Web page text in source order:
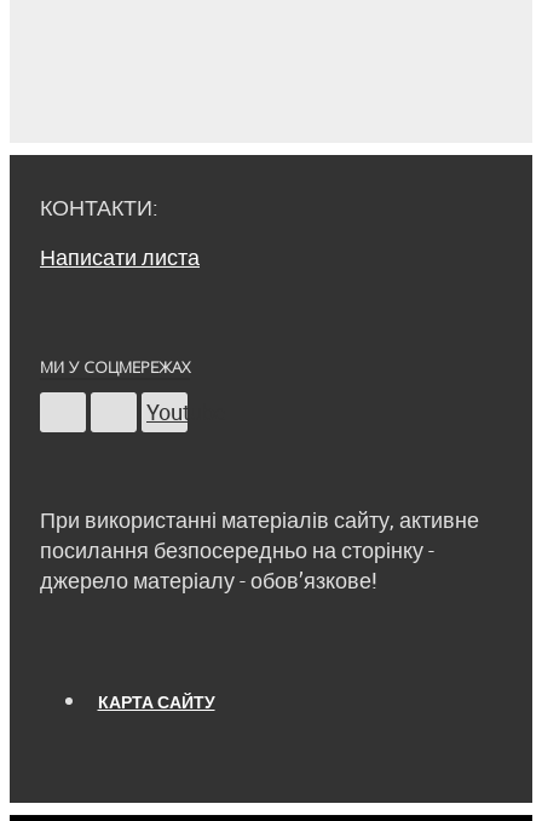
КОНТАКТИ:
Написати листа
МИ У СОЦМЕРЕЖАХ
Youtube
При використанні матеріалів сайту, активне
посилання безпосередньо на сторінку -
джерело матеріалу - обов’язкове!
КАРТА САЙТУ